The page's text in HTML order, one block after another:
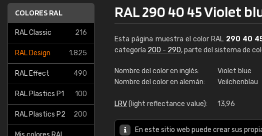
COLORES RAL
RAL Classic 216
RAL Design 1.825
RAL Effect 490
RAL Plastics P1 100
RAL Plastics P2 200
RAL 290 40 45 Violet
Esta página muestra el color RAL 290 40
categoría 200 - 290, parte del sistema de
Nombre del color en inglés:
Violet blue
Nombre del color en alemán:
Veilchenblau
LRV(light reflectance value): 13,96
En este sitio web puede crear sus